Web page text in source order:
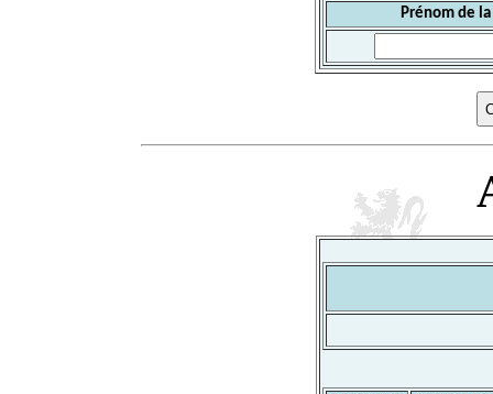
Prénom de